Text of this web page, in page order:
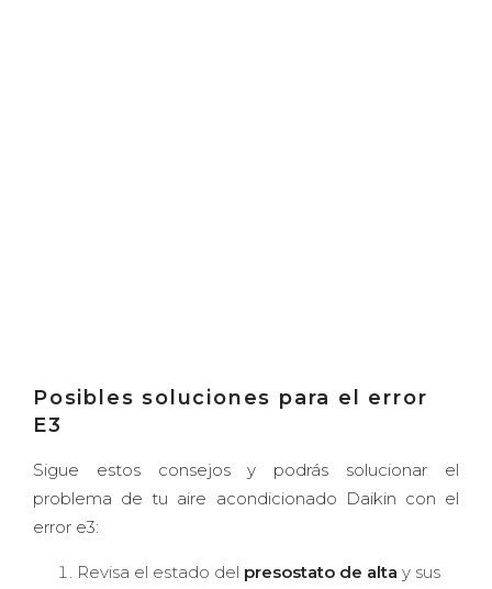
Posibles soluciones para el error
E3
Sigue estos consejos y podrás solucionar el
problema de tu aire acondicionado Daikin con el
error e3:
Revisa el estado del presostato de alta y sus